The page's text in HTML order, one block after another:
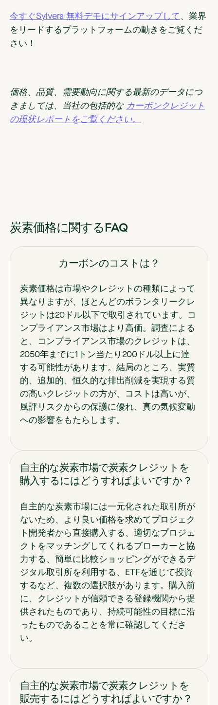
今すぐSylvera 無料デモにサインアップして 、業界
をリードするプラットフォームの動きをご覧くだ
さい！
価格、品質、需要動向に関する最新のデータにつ
きましては、当社の包括的な カーボンクレジット
の現状レポートをご覧ください。
炭素価格に関するFAQ
カーボンのコストは？
炭素価格は市場やクレジットの種類によって
異なりますが、ほとんどのボランタリークレ
ジットは20ドル以下で取引されています。コ
ンプライアンス市場はより高価。調査による
と、コンプライアンス市場のクレジットは、
2050年までに1トン当たり200ドル以上に達
する可能性があります。結局のところ、実質
的、追加的、恒久的な排出削減を実現する質
の高いクレジットの方が、コストは高いが、
風評リスクからの保護に優れ、真の気候変動
への影響をもたらします。
自主的な炭素市場で炭素クレジットを
購入するにはどうすればよいですか？
自主的な炭素市場には一元化された取引所が
ないため、より良い価格を求めてプロジェク
ト開発者から直接購入する、適切なプロジェ
クトをマッチングしてくれるブローカーと協
力する、簡単に比較ショッピングができるデ
ジタル取引所を利用する、ETFを通じて投資
するなど、複数の選択肢があります。購入前
に、クレジットが信頼できる登録機関から提
供されたものであり、持続可能性の目標に沿
ったものであることを常に確認してくださ
い。
自主的な炭素市場で炭素クレジットを
販売するにはどうすればよいですか？